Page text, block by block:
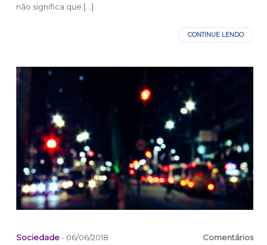
não significa que […]
CONTINUE LENDO
Sociedade - 06/06/2018 Comentários